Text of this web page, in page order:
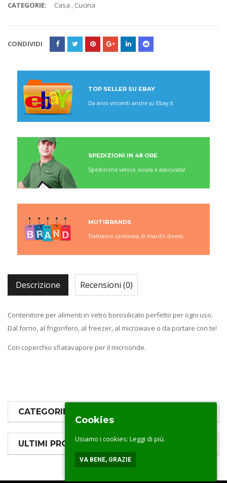
CATEGORIE PRODOTTI
ULTIMI PRODOTTI
CATEGORIE: Casa , Cucina
CONDIVIDI
TOP SELLER SU EBAY
Da anni vincenti anche su Ebay.it
SPEDIZIONI IN 48 ORE
Spedizione veloce, sicura e assicurata!
MUTIBRANDS
Trattiamo centinaia di marchi diversi.
Descrizione Recensioni (0)
Contenitore per alimenti in vetro borosilicato perfetto per ogni uso.
Dal forno, al frigorifero, al freezer, al microwave o da portare con te!
Con coperchio sfiatavapore per il microonde.
Cookies
Usiamo i cookies: Leggi di più.
VA BENE, GRAZIE